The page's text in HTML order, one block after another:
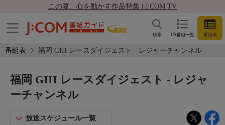
この夏、心を動かす作品特集 | J:COM TV
CS番組一覧 番組表
検索
番組表 福岡 GIII レースダイジェスト - レジャーチャンネル
福岡 GIII レースダイジェスト - レジャ
ーチャンネル
放送スケジュール一覧